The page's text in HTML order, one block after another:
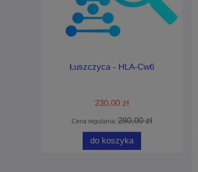
Łuszczyca - HLA-Cw6
230,00 zł
Cena regularna: 280,00 zł
do koszyka